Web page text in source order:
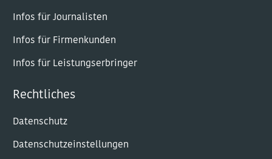
Infos für Journalisten
Infos für Firmenkunden
Infos für Leistungserbringer
Rechtliches
Datenschutz
Datenschutzeinstellungen